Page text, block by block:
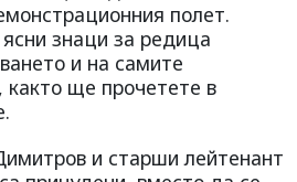
полет.
знаци за редица
и на самите
както ще прочетете в
и старши лейтенант